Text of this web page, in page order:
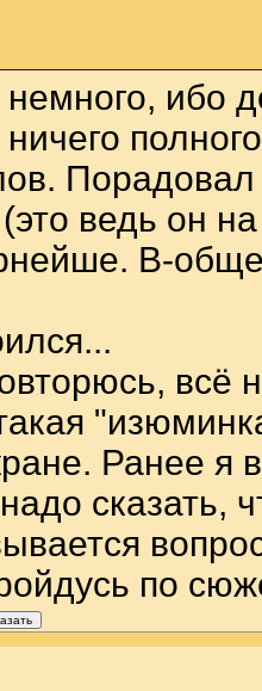
ибо
Порадовал
ведь он
В-
всё
Ранее я
сказать,
по